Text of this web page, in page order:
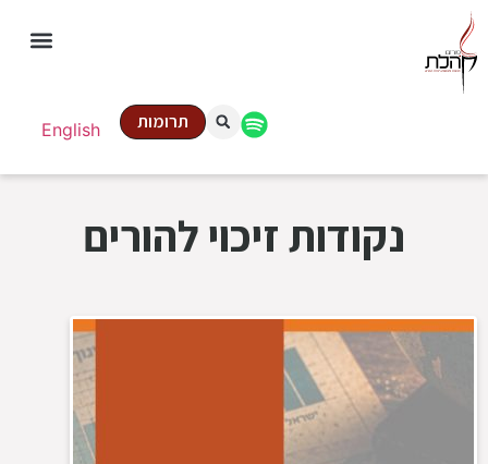
English תרומות
נקודות זיכוי להורים